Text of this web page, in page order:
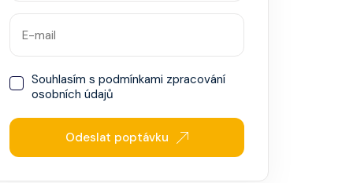
Souhlasím spodmínkami zpracování
osobních údajů
Odeslat poptávku